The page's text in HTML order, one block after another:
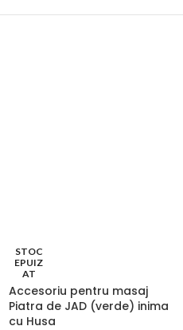
STOC
EPUIZ
AT
Accesoriu pentru masaj
Piatra de JAD (verde) inima
cu Husa